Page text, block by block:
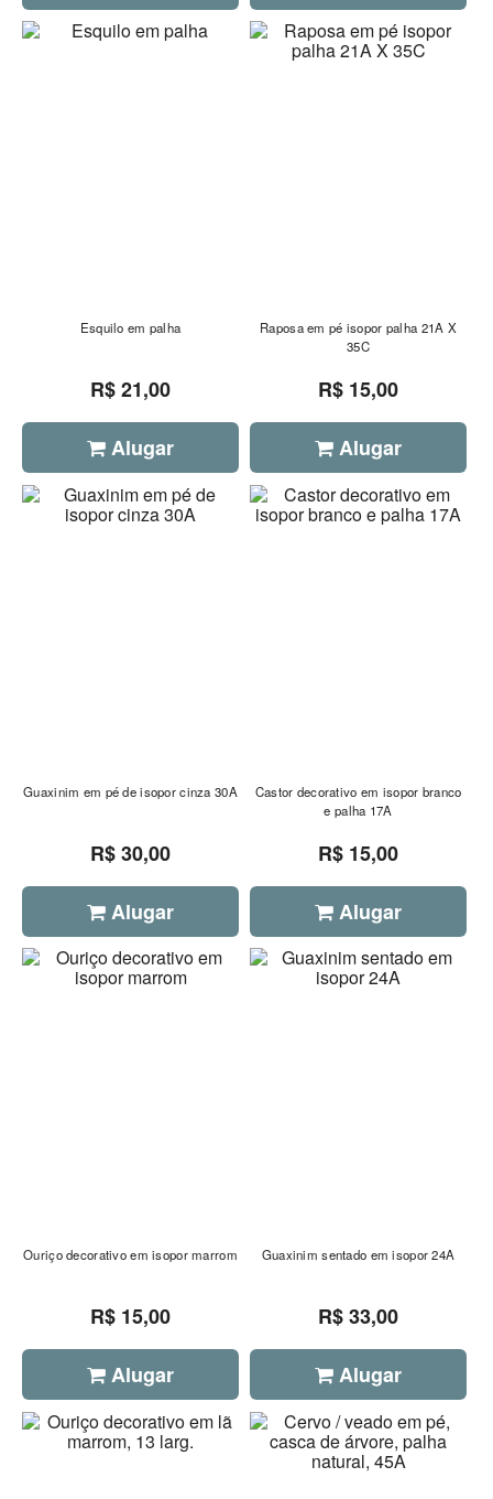
Esquilo em palha
R$ 21,00
Alugar
Raposa em pé isopor palha 21A X
35C
R$ 15,00
Alugar
Guaxinim em pé de isopor cinza 30A
R$ 30,00
Alugar
Castor decorativo em isopor branco
e palha 17A
R$ 15,00
Alugar
Ouriço decorativo em isopor marrom
R$ 15,00
Alugar
Guaxinim sentado em isopor 24A
R$ 33,00
Alugar